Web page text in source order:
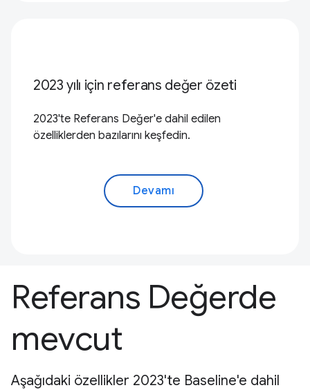
2023 yılı için referans değer özeti
2023'te Referans Değer'e dahil edilen
özelliklerden bazılarını keşfedin.
Devamı
Referans Değerde
mevcut
Aşağıdaki özellikler 2023'te Baseline'e dahil